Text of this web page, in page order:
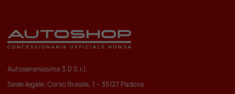
Autoserenissima 3.0 S.r.l.
Sede legale: Corso Brasile, 1 – 35127 Padova